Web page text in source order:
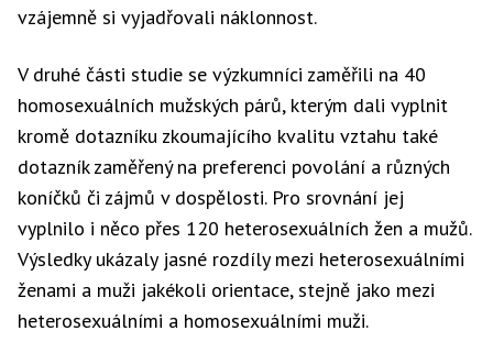
vzájemně si vyjadřovali náklonnost.
V druhé části studie se výzkumníci zaměřili na 40
homosexuálních mužských párů, kterým dali vyplnit
kromě dotazníku zkoumajícího kvalitu vztahu také
dotazník zaměřený na preferenci povolání a různých
koníčků či zájmů v dospělosti. Pro srovnání jej
vyplnilo i něco přes 120 heterosexuálních žen a mužů.
Výsledky ukázaly jasné rozdíly mezi heterosexuálními
ženami a muži jakékoli orientace, stejně jako mezi
heterosexuálními a homosexuálními muži.